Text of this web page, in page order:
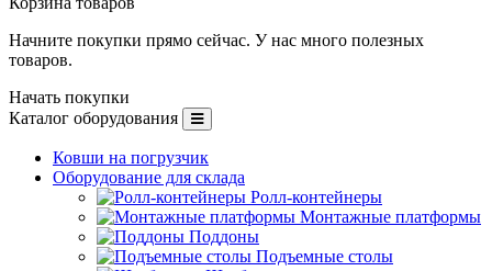
Начните покупки прямо сейчас. У нас много полезных
товаров.
Начать покупки
Каталог оборудования
Ковши на погрузчик
Оборудование для склада
Ролл-контейнеры
Монтажные платформы
Поддоны
Подъемные столы